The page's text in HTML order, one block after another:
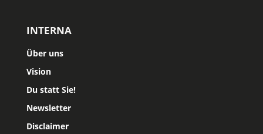
INTERNA
Über uns
Vision
Du statt Sie!
Newsletter
Disclaimer